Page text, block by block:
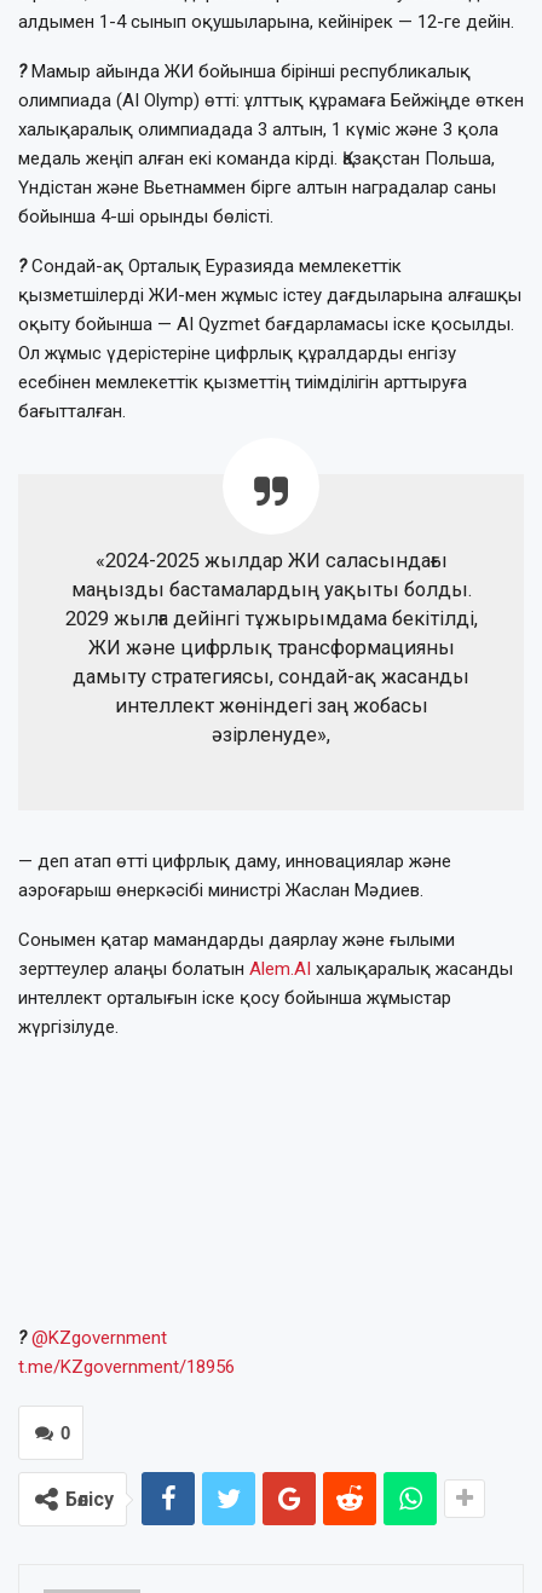
алдымен 1-4 сынып оқушыларына, кейінірек — 12-ге дейін.
?Мамыр айында ЖИ бойынша бірінші республикалық
олимпиада (AI Olymp) өтті: ұлттық құрамаға Бейжіңде өткен
халықаралық олимпиадада 3 алтын, 1 күміс және 3 қола
медаль жеңіп алған екі команда кірді. Қазақстан Польша,
Үндістан және Вьетнаммен бірге алтын наградалар саны
бойынша 4-ші орынды бөлісті.
?Сондай-ақ Орталық Еуразияда мемлекеттік
қызметшілерді ЖИ-мен жұмыс істеу дағдыларына алғашқы
оқыту бойынша — AI Qyzmet бағдарламасы іске қосылды.
Ол жұмыс үдерістеріне цифрлық құралдарды енгізу
есебінен мемлекеттік қызметтің тиімділігін арттыруға
бағытталған.
«2024-2025 жылдар ЖИ саласындағы
маңызды бастамалардың уақыты болды.
2029 жылға дейінгі тұжырымдама бекітілді,
ЖИ және цифрлық трансформацияны
дамыту стратегиясы, сондай-ақ жасанды
интеллект жөніндегі заң жобасы
әзірленуде»,
— деп атап өтті цифрлық даму, инновациялар және
аэроғарыш өнеркәсібі министрі Жаслан Мәдиев.
Сонымен қатар мамандарды даярлау және ғылыми
зерттеулер алаңы болатын Alem.AI халықаралық жасанды
интеллект орталығын іске қосу бойынша жұмыстар
жүргізілуде.
? @KZgovernment
t.me/KZgovernment/18956
0
Бөлісу